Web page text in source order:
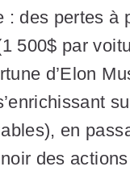
: des pertes à
500$ par
d’Elon
en
des